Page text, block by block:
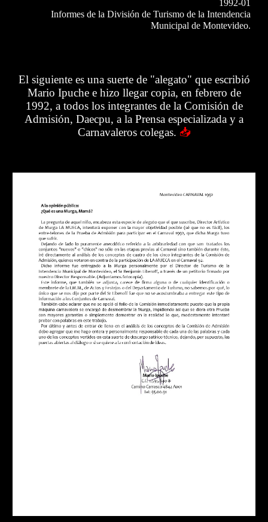
1992-01
Informes de la División de Turismo de la Intendencia
Municipal de Montevideo.
El siguiente es una suerte de "alegato" que escribió
Mario Ipuche e hizo llegar copia, en febrero de
1992, a todos los integrantes de la Comisión de
Admisión, Daecpu, a la Prensa especializada y a
Carnavaleros colegas. 📥